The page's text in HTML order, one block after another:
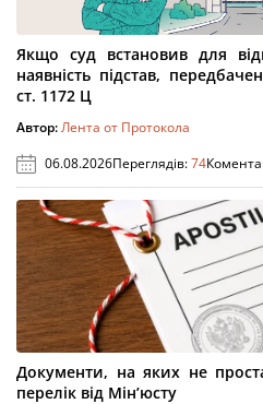
Якщо суд встановив для
наявність підстав,
ст. 1172 Ц
Автор:Лента от Протокола
06.08.2026Переглядів:74
Документи, на яких не
перелік від Мін’юсту